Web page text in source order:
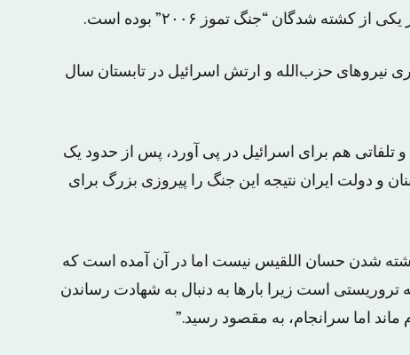
شدگان “جنگ تموز ٢٠٠۶” بوده است.
نیروهای حزب‌الله و ارتش اسرائیل در تابستان سال
تلفاتی هم برای اسرائیل در پی آورد، پس از حدود یک
و دولت ایران نتیجه این جنگ را پیروزی بزرگ برای
شدن حسان اللقیس نیست اما در آن آمده است که
است زیرا بارها به دنبال به شهادت رساندن
ماند اما سرانجام، به مقصود رسید.”